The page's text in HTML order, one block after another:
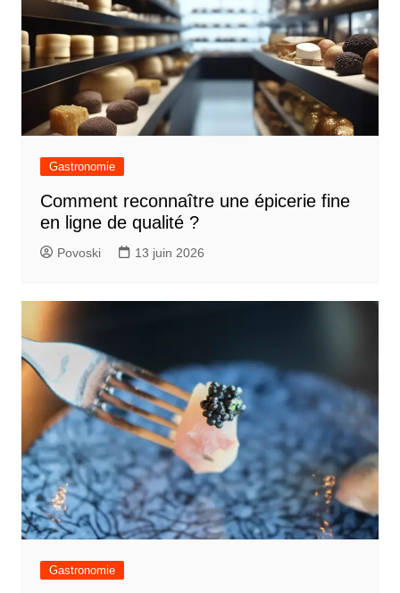
Gastronomie
Comment reconnaître une épicerie fine
en ligne de qualité ?
Povoski 13 juin 2026
Gastronomie